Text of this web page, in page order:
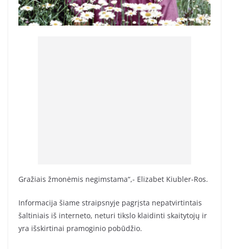
Gražiais žmonėmis negimstama“,- Elizabet Kiubler-Ros.
Informacija šiame straipsnyje pagrįsta nepatvirtintais
šaltiniais iš interneto, neturi tikslo klaidinti skaitytojų ir
yra išskirtinai pramoginio pobūdžio.